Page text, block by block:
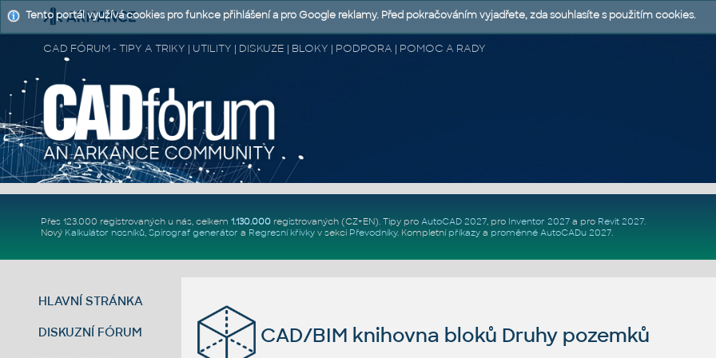
CAD FÓRUM - TIPY A TRIKY | UTILITY | DISKUZE | BLOKY | PODPORA | POMOC A RADY
Přes 123.000 registrovaných u nás, celkem 1.130.000registrovaných (CZ+EN). Tipy pro AutoCAD 2027, pro Inventor 2027a pro Revit 2027.
Nový Kalkulátor nosníků, Spirograf generátor a Regresní křivkyv sekci Převodníky. Kompletní příkazya proměnné AutoCADu 2027.
HLAVNÍ STRÁNKA
DISKUZNÍ FÓRUM CAD/BIM knihovna bloků Druhy pozemků
Tento portál využívá cookies pro funkce přihlášení a pro Google reklamy. Před pokračováním vyjadřete, zda souhlasíte s použitím cookies.